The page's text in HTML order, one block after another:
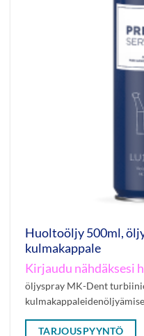
Huoltoöljy 500ml,
kulmakappale
Kirjaudu nähdäksesi
öljyspray MK-Dent
TARJOUSPYYNTÖ